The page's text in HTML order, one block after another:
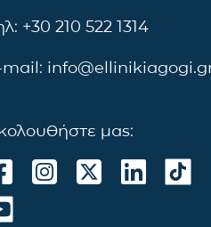
+30 210 522 1314
mail:
μας: